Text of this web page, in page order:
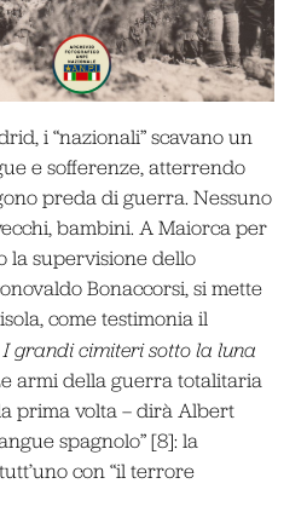
i “nazionali” scavano un
e sofferenze, atterrendo
preda di guerra. Nessuno
bambini. A Maiorca per
la supervisione dello
Bonaccorsi, si mette
come testimonia il
grandi cimiteri sotto la luna
armi della guerra totalitaria
prima volta – dirà Albert
spagnolo” [8]: la
con “il terrore